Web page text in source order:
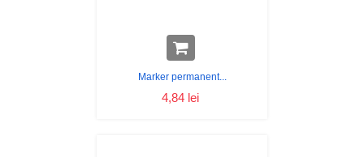
Marker permanent...
4,84 lei